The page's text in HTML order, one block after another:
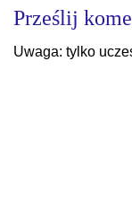
Prześlij
Uwaga: tylko